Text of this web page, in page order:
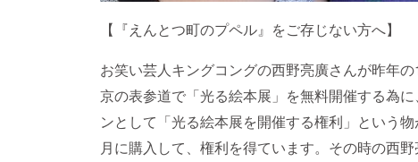
【『えんとつ町のプペル』をご存じない方へ】
お笑い芸人キングコングの西野亮廣さんが昨年
京の表参道で「光る絵本展」を無料開催する為
ンとして「光る絵本展を開催する権利」という
月に購入して、権利を得ています。その時の西